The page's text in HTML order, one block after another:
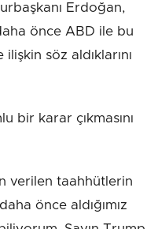
Erdoğan,
önce ABD ile bu
söz aldıklarını
bir karar çıkmasını
verilen taahhütlerin
önce aldığımız